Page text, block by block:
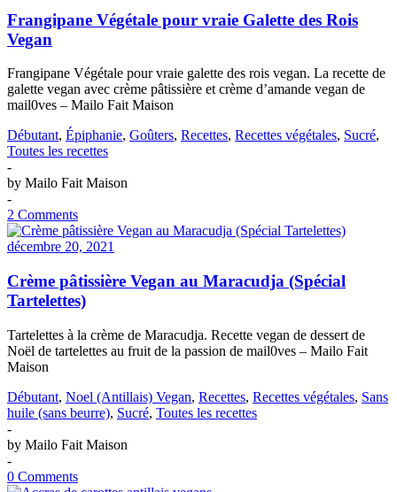
Frangipane Végétale pour vraie Galette des Rois
Vegan
Frangipane Végétale pour vraie galette des rois vegan. La recette de
galette vegan avec crème pâtissière et crème d’amande vegan de
mail0ves – Mailo Fait Maison
Débutant, Épiphanie, Goûters, Recettes, Recettes végétales, Sucré,
Toutes les recettes
-
by Mailo Fait Maison
-
2 Comments
décembre 20, 2021
Crème pâtissière Vegan au Maracudja (Spécial
Tartelettes)
Tartelettes à la crème de Maracudja. Recette vegan de dessert de
Noël de tartelettes au fruit de la passion de mail0ves – Mailo Fait
Maison
Débutant, Noel (Antillais) Vegan, Recettes, Recettes végétales, Sans
huile (sans beurre), Sucré, Toutes les recettes
-
by Mailo Fait Maison
-
0 Comments